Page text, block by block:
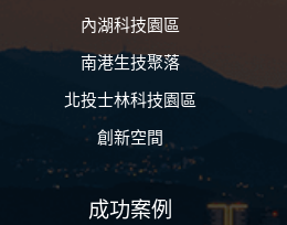
內湖科技園區
南港生技聚落
北投士林科技園區
創新空間
成功案例